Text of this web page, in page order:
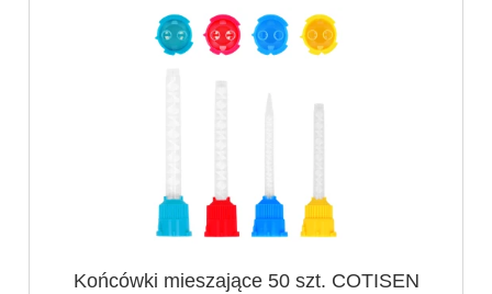
Końcówki mieszające 50 szt. COTISEN